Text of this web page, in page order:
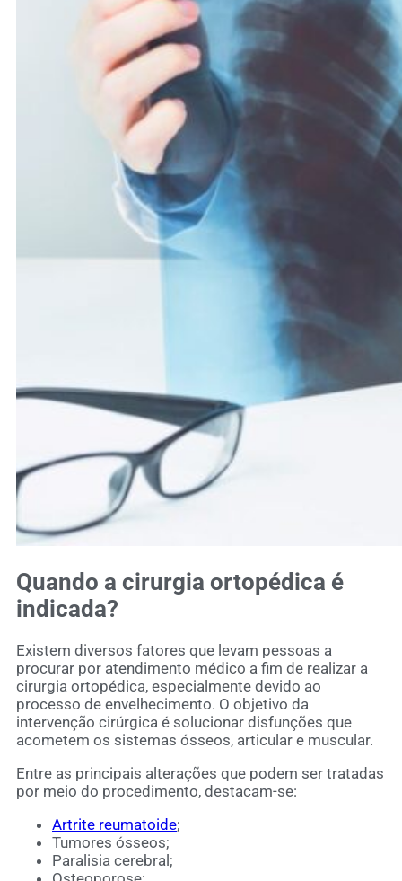
Quando a cirurgia ortopédica é
indicada?
Existem diversos fatores que levam pessoas a
procurar por atendimento médico a fim de realizar a
cirurgia ortopédica, especialmente devido ao
processo de envelhecimento. O objetivo da
intervenção cirúrgica é solucionar disfunções que
acometem os sistemas ósseos, articular e muscular.
Entre as principais alterações que podem ser tratadas
por meio do procedimento, destacam-se:
Artrite reumatoide;
Tumores ósseos;
Paralisia cerebral;